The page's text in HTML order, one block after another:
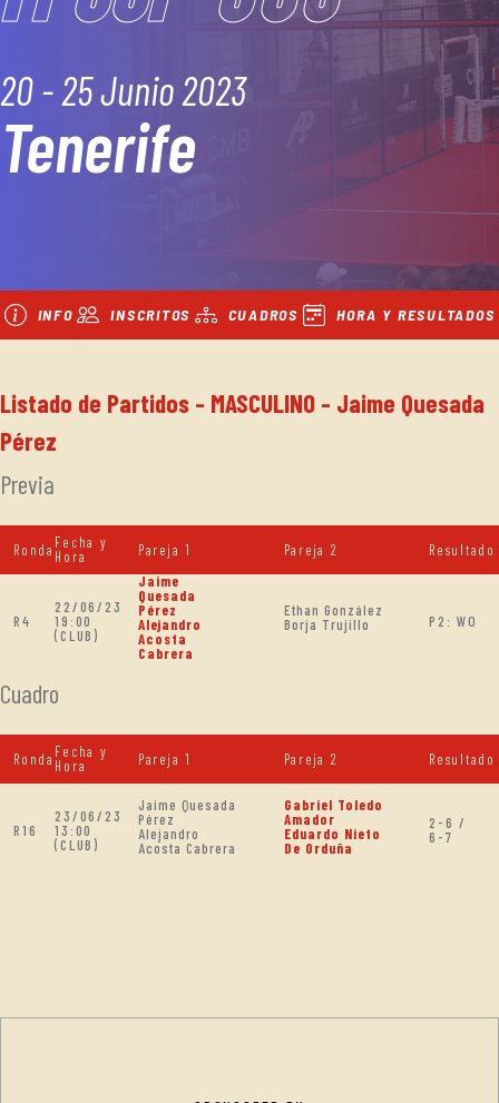
20 - 25 Junio 2023
Tenerife
INFO INSCRITOS CUADROS HORA Y RESULTADOS
Listado de Partidos - MASCULINO - Jaime Quesada
Pérez
Previa
Ronda Fecha y
Hora
Pareja 1 Pareja 2 Resultado
R4
22/06/23
19:00
(CLUB)
Jaime
Quesada
Pérez
Alejandro
Acosta
Cabrera
Ethan González
Borja Trujillo
P2: WO
Cuadro
Ronda Fecha y
Hora
Pareja 1 Pareja 2 Resultado
R16
23/06/23
13:00
(CLUB)
Jaime Quesada
Pérez
Alejandro
Acosta Cabrera
Gabriel Toledo
Amador
Eduardo Nieto
De Orduña
2-6 /
6-7